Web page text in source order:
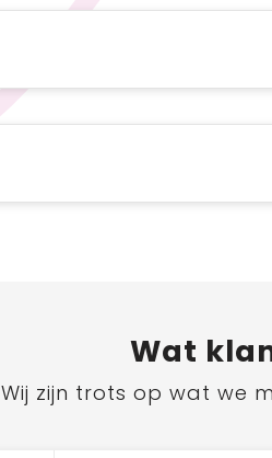
Wat
Wij zijn trots op wat we